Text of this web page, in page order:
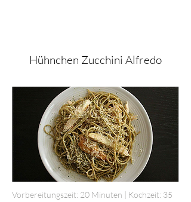
Hühnchen Zucchini Alfredo
Vorbereitungszeit: 20 Minuten | Kochzeit: 35